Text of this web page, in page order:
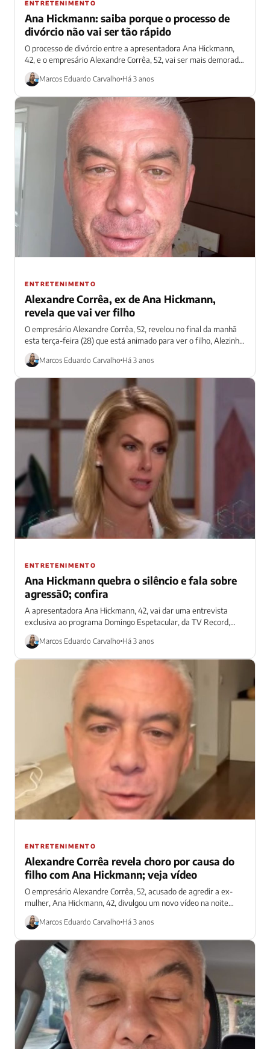
ENTRETENIMENTO
Ana Hickmann: saiba porque o processo de
divórcio não vai ser tão rápido
O processo de divórcio entre a apresentadora Ana Hickmann,
42, e o empresário Alexandre Corrêa, 52, vai ser mais demorado
que o...
Marcos Eduardo Carvalho Há 3 anos
ENTRETENIMENTO
Alexandre Corrêa, ex de Ana Hickmann,
revela que vai ver filho
O empresário Alexandre Corrêa, 52, revelou no final da manhã
esta terça-feira (28) que está animado para ver o filho, Alezinho,
de...
Marcos Eduardo Carvalho Há 3 anos
ENTRETENIMENTO
Ana Hickmann quebra o silêncio e fala sobre
agressã0; confira
A apresentadora Ana Hickmann, 42, vai dar uma entrevista
exclusiva ao programa Domingo Espetacular, da TV Record,
neste domingo (26). Na oportunidade,...
Marcos Eduardo Carvalho Há 3 anos
ENTRETENIMENTO
Alexandre Corrêa revela choro por causa do
filho com Ana Hickmann; veja vídeo
O empresário Alexandre Corrêa, 52, acusado de agredir a ex-
mulher, Ana Hickmann, 42, divulgou um novo vídeo na noite
deste sábado (25)....
Marcos Eduardo Carvalho Há 3 anos